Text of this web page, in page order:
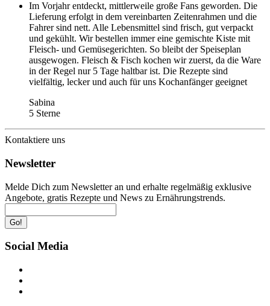
Im Vorjahr entdeckt, mittlerweile große Fans geworden. Die
Lieferung erfolgt in dem vereinbarten Zeitenrahmen und die
Fahrer sind nett. Alle Lebensmittel sind frisch, gut verpackt
und gekühlt. Wir bestellen immer eine gemischte Kiste mit
Fleisch- und Gemüsegerichten. So bleibt der Speiseplan
ausgewogen. Fleisch & Fisch kochen wir zuerst, da die Ware
in der Regel nur 5 Tage haltbar ist. Die Rezepte sind
vielfältig, lecker und auch für uns Kochanfänger geeignet
Sabina
5 Sterne
Kontaktiere uns
Newsletter
Melde Dich zum Newsletter an und erhalte regelmäßig exklusive
Angebote, gratis Rezepte und News zu Ernährungstrends.
Go!
Social Media